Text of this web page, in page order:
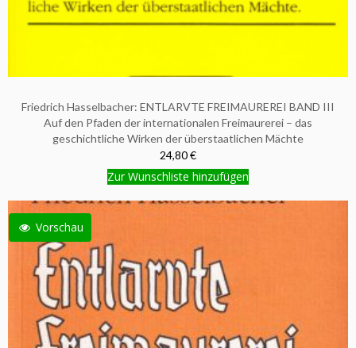
Friedrich Hasselbacher: ENTLARVTE FREIMAUREREI BAND III
Auf den Pfaden der internationalen Freimaurerei – das
geschichtliche Wirken der überstaatlichen Mächte
24,80 €
Zur Wunschliste hinzufügen
Vorschau